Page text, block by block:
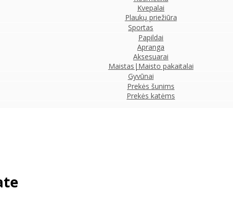
Kvepalai
Plaukų priežiūra
Sportas
Papildai
Apranga
Aksesuarai
Maistas|Maisto pakaitalai
Gyvūnai
Prekės šunims
Prekės katėms